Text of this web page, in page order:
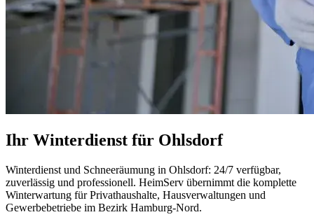
Ihr Winterdienst für Ohlsdorf
Winterdienst und Schneeräumung in Ohlsdorf: 24/7 verfügbar,
zuverlässig und professionell. HeimServ übernimmt die komplette
Winterwartung für Privathaushalte, Hausverwaltungen und
Gewerbebetriebe im Bezirk Hamburg-Nord.